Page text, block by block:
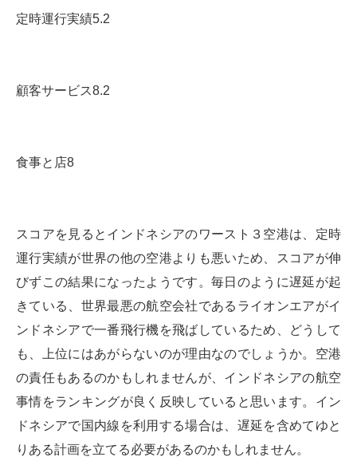
定時運行実績5.2
顧客サービス8.2
食事と店8
スコアを見るとインドネシアのワースト３空港は、定時
運行実績が世界の他の空港よりも悪いため、スコアが伸
びずこの結果になったようです。毎日のように遅延が起
きている、世界最悪の航空会社であるライオンエアがイ
ンドネシアで一番飛行機を飛ばしているため、どうして
も、上位にはあがらないのが理由なのでしょうか。空港
の責任もあるのかもしれませんが、インドネシアの航空
事情をランキングが良く反映していると思います。イン
ドネシアで国内線を利用する場合は、遅延を含めてゆと
りある計画を立てる必要があるのかもしれません。